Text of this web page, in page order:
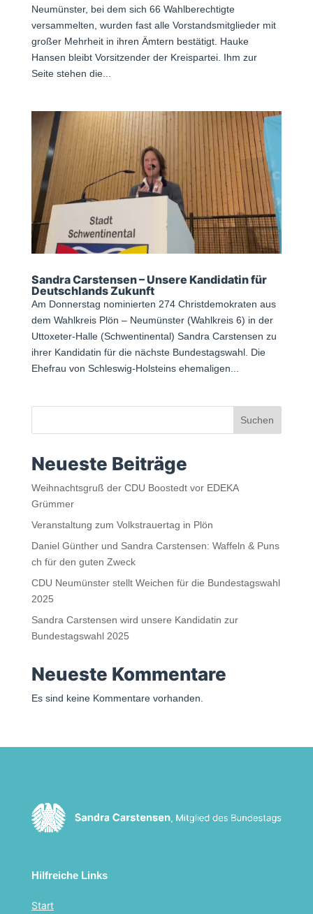
Neumünster, bei dem sich 66 Wahlberechtigte
versammelten, wurden fast alle Vorstandsmitglieder mit
großer Mehrheit in ihren Ämtern bestätigt. Hauke
Hansen bleibt Vorsitzender der Kreispartei. Ihm zur
Seite stehen die...
Sandra Carstensen – Unsere Kandidatin für
Deutschlands Zukunft
Am Donnerstag nominierten 274 Christdemokraten aus
dem Wahlkreis Plön – Neumünster (Wahlkreis 6) in der
Uttoxeter-Halle (Schwentinental) Sandra Carstensen zu
ihrer Kandidatin für die nächste Bundestagswahl. Die
Ehefrau von Schleswig-Holsteins ehemaligen...
Suchen
Neueste Beiträge
Weihnachtsgruß der CDU Boostedt vor EDEKA
Grümmer
Veranstaltung zum Volkstrauertag in Plön
Daniel Günther und Sandra Carstensen: Waffeln & Puns
ch für den guten Zweck
CDU Neumünster stellt Weichen für die Bundestagswahl
2025
Sandra Carstensen wird unsere Kandidatin zur
Bundestagswahl 2025
Neueste Kommentare
Es sind keine Kommentare vorhanden.
Hilfreiche Links
Start